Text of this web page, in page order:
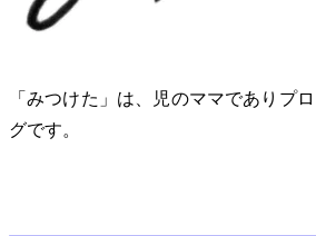
「みつけた」は、2児のママでありプ
グです。